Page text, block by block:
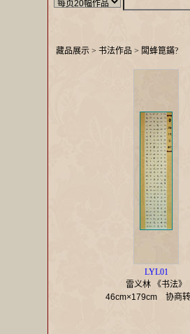
藏品展示> 书法作品 > 闆蜂箟鏋?
LYL01
雷义林 《书法》
46cm×179cm协商